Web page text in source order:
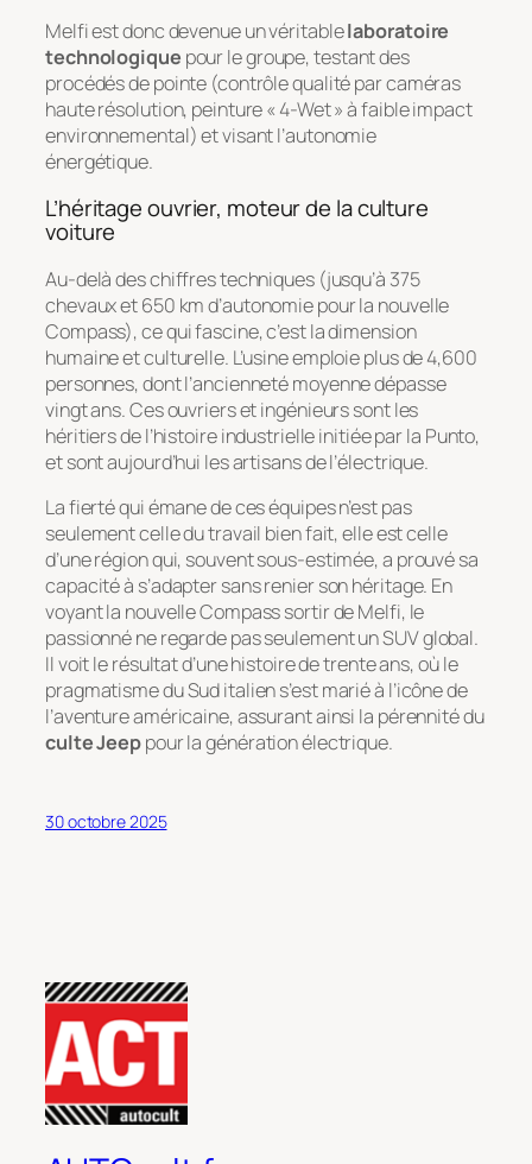
Melfi est donc devenue un véritablelaboratoire
technologique pour le groupe, testant des
procédés de pointe (contrôle qualité par caméras
haute résolution, peinture « 4-Wet » à faible impact
environnemental) et visant l’autonomie
énergétique.
L’héritage ouvrier, moteur de la culture
voiture
Au-delà des chiffres techniques (jusqu’à 375
chevaux et 650 km d’autonomie pour la nouvelle
Compass), ce qui fascine, c’est la dimension
humaine et culturelle. L’usine emploie plus de 4,600
personnes, dont l’ancienneté moyenne dépasse
vingt ans. Ces ouvriers et ingénieurs sont les
héritiers de l’histoire industrielle initiée par la Punto,
et sont aujourd’hui les artisans de l’électrique.
La fierté qui émane de ces équipes n’est pas
seulement celle du travail bien fait, elle est celle
d’une région qui, souvent sous-estimée, a prouvé sa
capacité à s’adapter sans renier son héritage. En
voyant la nouvelle Compass sortir de Melfi, le
passionné ne regarde pas seulement un SUV global.
Il voit le résultat d’une histoire de trente ans, où le
pragmatisme du Sud italien s’est marié à l’icône de
l’aventure américaine, assurant ainsi la pérennité du
culte Jeeppour la génération électrique.
30 octobre 2025